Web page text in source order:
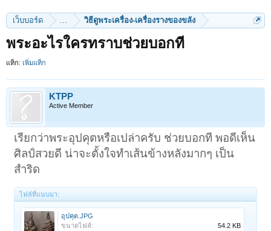
เว็บบอร์ด ... วิธีดูพระเครื่อง-เครื่องรางของขลัง
พระอะไรใครทราบช่วยบอกที
แท็ก: เพิ่มแท็ก
KTPP
Active Member
เรียกว่าพระอุปคุตหรือเปล่าครับ ช่วยบอกที พอดีเห็น
ศิลป์สวยดี น่าจะตั้งใจทำเส้นข้างหลังมากๆ เป็น
สำริด
ไฟล์ที่แนบมา:
อุปคุต.JPG
ขนาดไฟล์:
54.2 KB